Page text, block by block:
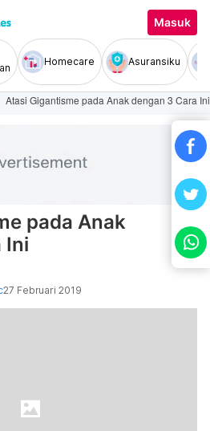
Masuk
Homecare Asuransiku
Atasi Gigantisme pada Anak dengan 3 Cara Ini
pada Anak
Ini
27 Februari 2019